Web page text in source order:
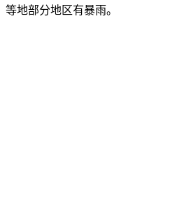
等地部分地区有暴雨。